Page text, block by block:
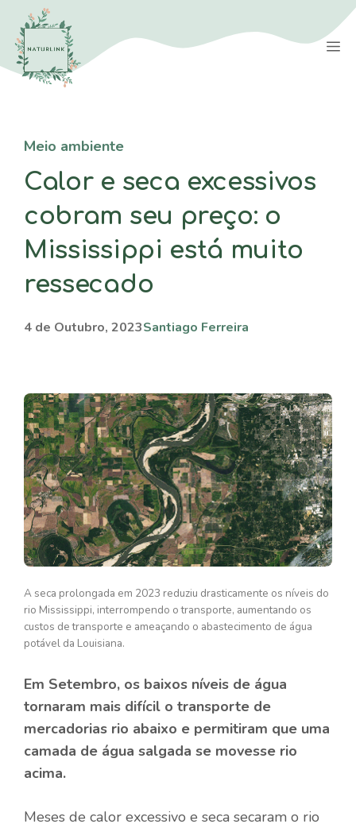
Saltar
para
conteúdo
Meio ambiente
Calor e seca excessivos
cobram seu preço: o
Mississippi está muito
ressecado
4 de Outubro, 2023Santiago Ferreira
A seca prolongada em 2023 reduziu drasticamente os níveis do
rio Mississippi, interrompendo o transporte, aumentando os
custos de transporte e ameaçando o abastecimento de água
potável da Louisiana.
Em Setembro, os baixos níveis de água
tornaram mais difícil o transporte de
mercadorias rio abaixo e permitiram que uma
camada de água salgada se movesse rio
acima.
Meses de calor excessivo e seca secaram o rio